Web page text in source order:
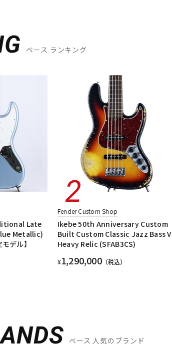
ベース ランキング
Late
Metallic)
デル】
Fender Custom Shop
Ikebe 50th Anniversary Custom
Built Custom Classic Jazz Bass V
Heavy Relic (SFAB3CS)
¥1,290,000（税込）
ベース 人気のブランド